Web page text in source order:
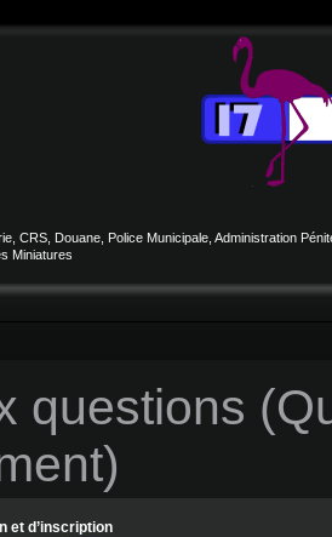
CRS, Douane, Police Municipale, Administration
Miniatures
questions
et d’inscription